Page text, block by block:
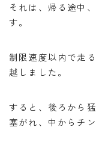
それは、帰る途中
す。
制限速度以内で走
越しました。
すると、後ろから
塞がれ、中からチ